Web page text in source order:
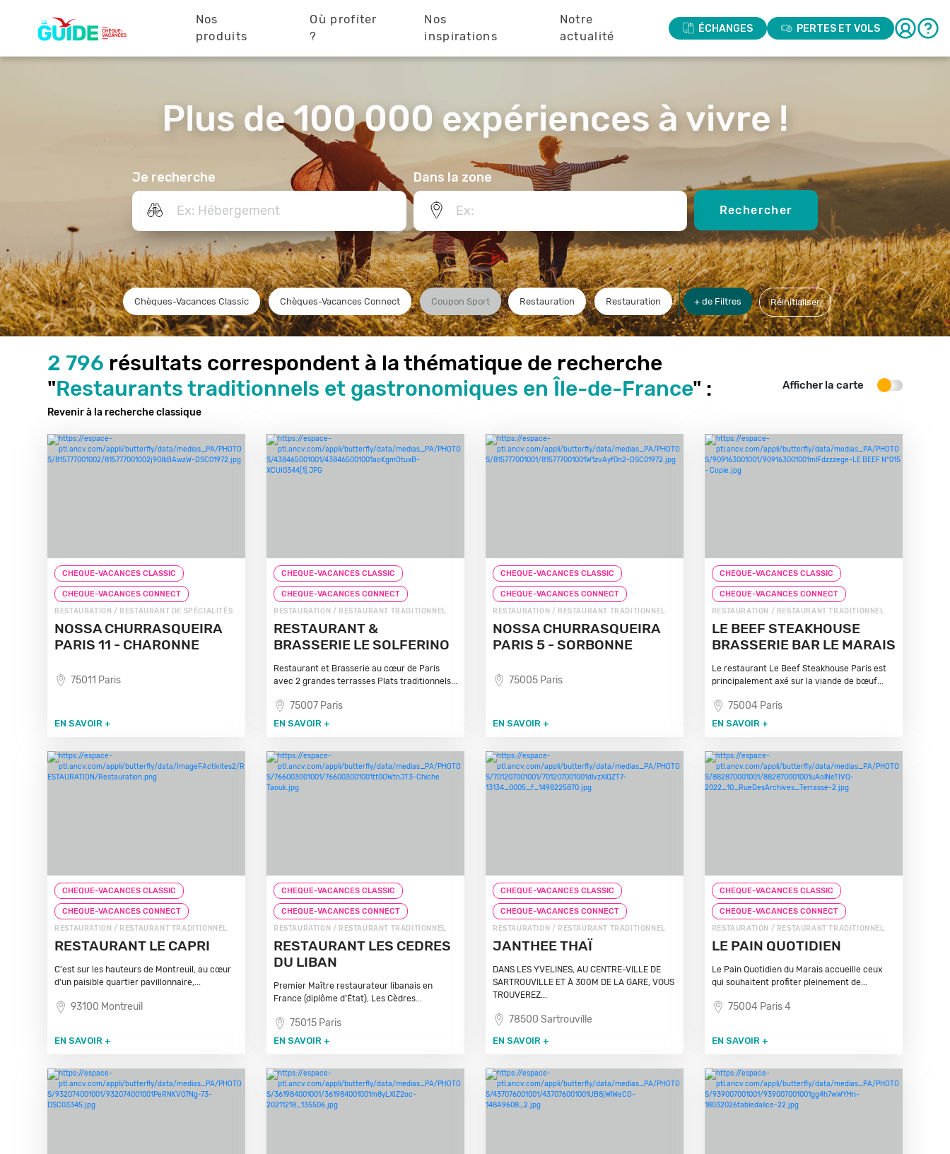
principale
Nos
produits
Où profiter
?
Nos
inspirations
Notre
actualité
ÉCHANGES PERTES ET VOLS
Plus de 100 000 expériences à vivre !
Je recherche Dans la zone
Rechercher
Chèques-Vacances Classic Chèques-Vacances Connect Coupon Sport Restauration Restauration + de Filtres Réinitialiser
2 796 résultats correspondent à la thématique de recherche
"Restaurants traditionnels et gastronomiques en Île-de-France" :
Revenir à la recherche classique
Afficher la carte
CHEQUE-VACANCES CLASSIC
CHEQUE-VACANCES CONNECT
RESTAURATION / RESTAURANT DE SPÉCIALITÉS
NOSSA CHURRASQUEIRA
PARIS 11 - CHARONNE
75011 Paris
EN SAVOIR +
CHEQUE-VACANCES CLASSIC
CHEQUE-VACANCES CONNECT
RESTAURATION / RESTAURANT TRADITIONNEL
RESTAURANT &
BRASSERIE LE SOLFERINO
Restaurant et Brasserie au cœur de Paris
avec 2 grandes terrasses Plats traditionnels...
75007 Paris
EN SAVOIR +
CHEQUE-VACANCES CLASSIC
CHEQUE-VACANCES CONNECT
RESTAURATION / RESTAURANT TRADITIONNEL
NOSSA CHURRASQUEIRA
PARIS 5 - SORBONNE
75005 Paris
EN SAVOIR +
CHEQUE-VACANCES CLASSIC
CHEQUE-VACANCES CONNECT
RESTAURATION / RESTAURANT TRADITIONNEL
LE BEEF STEAKHOUSE
BRASSERIE BAR LE MARAIS
Le restaurant Le Beef Steakhouse Paris est
principalement axé sur la viande de bœuf...
75004 Paris
EN SAVOIR +
CHEQUE-VACANCES CLASSIC
CHEQUE-VACANCES CONNECT
RESTAURATION / RESTAURANT TRADITIONNEL
RESTAURANT LE CAPRI
C'est sur les hauteurs de Montreuil, au cœur
d'un paisible quartier pavillonnaire,...
93100 Montreuil
EN SAVOIR +
CHEQUE-VACANCES CLASSIC
CHEQUE-VACANCES CONNECT
RESTAURATION / RESTAURANT TRADITIONNEL
RESTAURANT LES CEDRES
DU LIBAN
Premier Maître restaurateur libanais en
France (diplôme d’État), Les Cèdres...
75015 Paris
EN SAVOIR +
CHEQUE-VACANCES CLASSIC
CHEQUE-VACANCES CONNECT
RESTAURATION / RESTAURANT TRADITIONNEL
JANTHEE THAÏ
DANS LES YVELINES, AU CENTRE-VILLE DE
SARTROUVILLE ET À 300M DE LA GARE, VOUS
TROUVEREZ...
78500 Sartrouville
EN SAVOIR +
CHEQUE-VACANCES CLASSIC
CHEQUE-VACANCES CONNECT
RESTAURATION / RESTAURANT TRADITIONNEL
LE PAIN QUOTIDIEN
Le Pain Quotidien du Marais accueille ceux
qui souhaitent profiter pleinement de...
75004 Paris 4
EN SAVOIR +